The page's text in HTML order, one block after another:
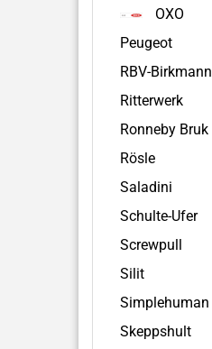
OXO
Peugeot
RBV-Birkmann
Ritterwerk
Ronneby Bruk
Rösle
Saladini
Schulte-Ufer
Screwpull
Silit
Simplehuman
Skeppshult